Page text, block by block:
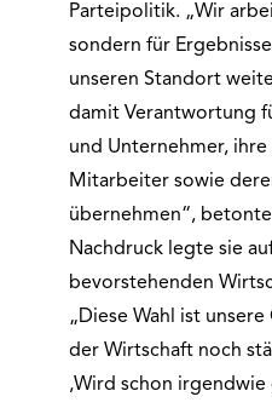
Parteipolitik. „Wir
sondern für
unseren Standort
damit Verantwortung
und Unternehmer,
Mitarbeiter sowie
übernehmen“,
Nachdruck legte sie
bevorstehenden
„Diese Wahl ist
der Wirtschaft noch
‚Wird schon